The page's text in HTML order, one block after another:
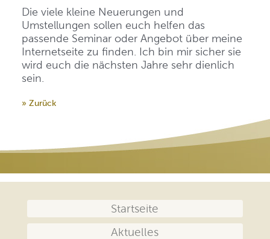
Die viele kleine Neuerungen und
Umstellungen sollen euch helfen das
passende Seminar oder Angebot über meine
Internetseite zu finden. Ich bin mir sicher sie
wird euch die nächsten Jahre sehr dienlich
sein.
» Zurück
überspringen
Startseite
Aktuelles